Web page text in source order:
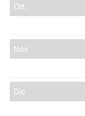
Ott
Nov
Dic